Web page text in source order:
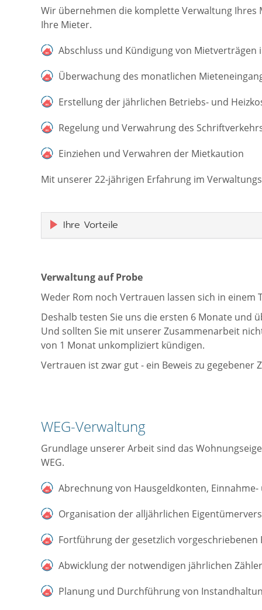
Wir übernehmen die komplette Verwaltung
Ihre Mieter.
Abschluss und Kündigung von
Überwachung des monatlichen
Erstellung der jährlichen Betriebs- und
Regelung und Verwahrung des
Einziehen und Verwahren der Mietkaution
Mit unserer 22-jährigen Erfahrung im
Ihre Vorteile
Verwaltung auf Probe
Weder Rom noch Vertrauen lassen sich in einem
Deshalb testen Sie uns die ersten 6 Monate und
Und sollten Sie mit unserer Zusammenarbeit
von 1 Monat unkompliziert kündigen.
Vertrauen ist zwar gut - ein Beweis zu gegebener
WEG-Verwaltung
Grundlage unserer Arbeit sind das
WEG.
Abrechnung von Hausgeldkonten,
Organisation der alljährlichen
Fortführung der gesetzlich vorgeschriebenen
Abwicklung der notwendigen jährlichen
Planung und Durchführung von